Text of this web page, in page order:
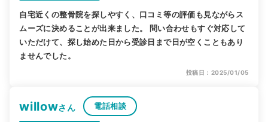
自宅近くの整骨院を探しやすく、口コミ等の評価も見ながらス
ムーズに決めることが出来ました。 問い合わせもすぐ対応して
いただけて、探し始めた日から受診日まで日が空くこともあり
ませんでした。
投稿日：2025/01/05
willowさん 電話相談